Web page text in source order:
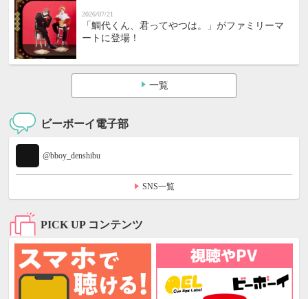
2026/07/21
「鯛代くん、君ってやつは。」がファミリーマ
ートに登場！
一覧
ビーボーイ電子部
@bboy_denshibu
SNS一覧
PICK UP コンテンツ